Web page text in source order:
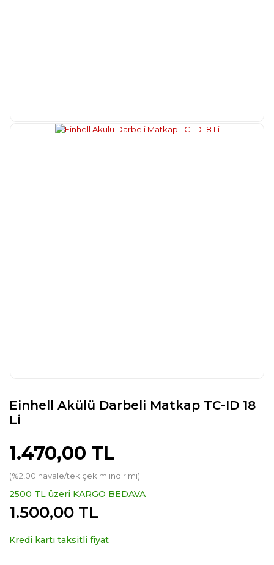
Einhell Akülü Darbeli Matkap TC-ID 18
Li
1.470,00 TL
(%2,00 havale/tek çekim indirimi)
2500 TL üzeri KARGO BEDAVA
1.500,00 TL
Kredi kartı taksitli fiyat